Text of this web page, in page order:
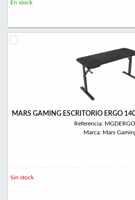
En stock
MARS GAMING ESCRITORIO ERGO
Referencia:
Marca: Mars
Sin stock